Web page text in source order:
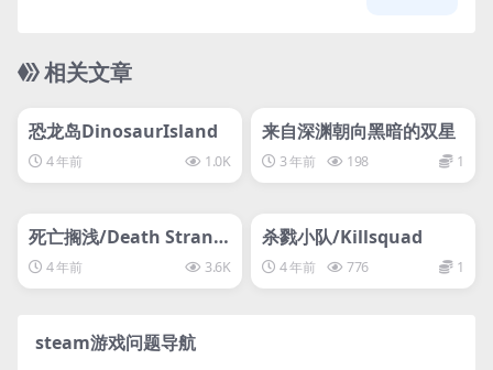
相关文章
svip专属
恐龙岛DinosaurIsland
4 年前 1.0K
svip专属
来自深渊朝向黑暗的双星
3 年前 198 1
死亡搁浅/Death Strandi
ng死亡搁浅导演剪辑版D
EATH STRANDING DIRE
4 年前 3.6K
svip专属
杀戮小队/Killsquad
4 年前 776 1
steam游戏问题导航